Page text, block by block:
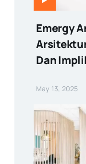
Emergy
Dan
May 13, 2025